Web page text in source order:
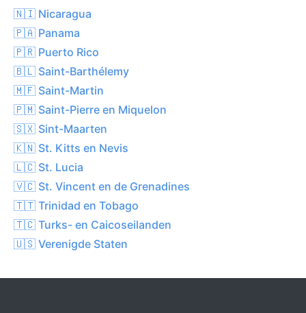
🇳🇮 Nicaragua
🇵🇦 Panama
🇵🇷 Puerto Rico
🇧🇱 Saint-Barthélemy
🇲🇫 Saint-Martin
🇵🇲 Saint-Pierre en Miquelon
🇸🇽 Sint-Maarten
🇰🇳 St. Kitts en Nevis
🇱🇨 St. Lucia
🇻🇨 St. Vincent en de Grenadines
🇹🇹 Trinidad en Tobago
🇹🇨 Turks- en Caicoseilanden
🇺🇸 Verenigde Staten